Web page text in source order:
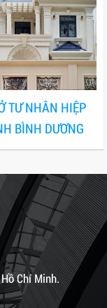
TƯ NHÂN HIỆP
BÌNH DƯƠNG
Chí Minh.